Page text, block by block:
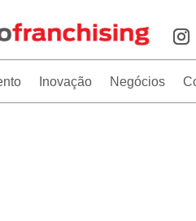
Inovação Negócios